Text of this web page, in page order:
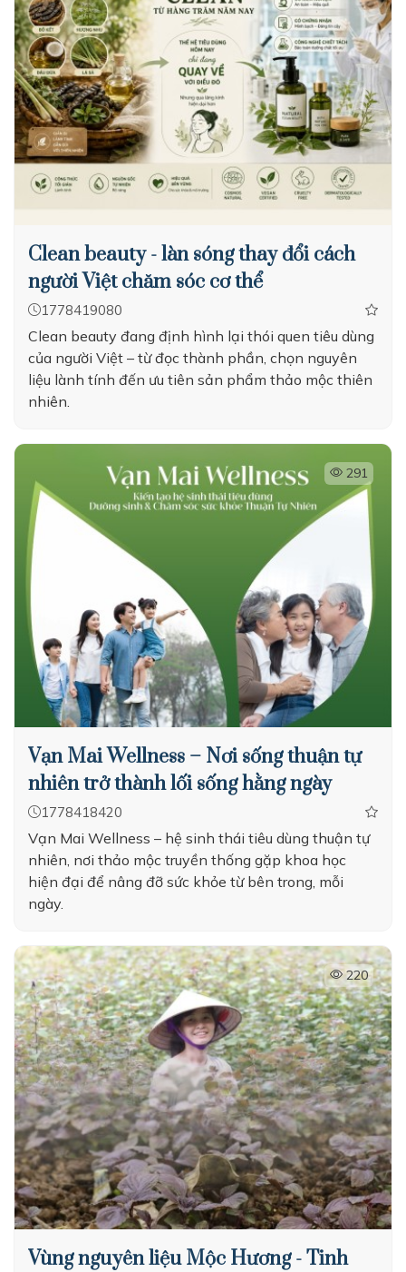
Clean beauty - làn sóng thay đổi cách
người Việt chăm sóc cơ thể
1778419080
Clean beauty đang định hình lại thói quen tiêu dùng
của người Việt – từ đọc thành phần, chọn nguyên
liệu lành tính đến ưu tiên sản phẩm thảo mộc thiên
nhiên.
291
Vạn Mai Wellness – Nơi sống thuận tự
nhiên trở thành lối sống hằng ngày
1778418420
Vạn Mai Wellness – hệ sinh thái tiêu dùng thuận tự
nhiên, nơi thảo mộc truyền thống gặp khoa học
hiện đại để nâng đỡ sức khỏe từ bên trong, mỗi
ngày.
220
Vùng nguyên liệu Mộc Hương - Tinh